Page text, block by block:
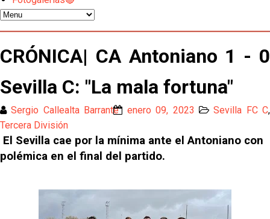
Los contratiempos para García Plaza por la mala
gestión de un inválido Consejo
El Sevilla C se queda en Tercera Federación
Atlético y Getafe agitan el mercado de LaLiga
Luis García Plaza: No sufrir ya es un paso adelante
El Sevilla FC plantea ampliar hasta cinco fichajes
Djibril Sow pone rumbo a Italia para firmar su nuevo
contrato con el Genoa
CRÓNICA| CA Antoniano 1 - 0
Sevilla C: "La mala fortuna"
Sergio Callealta Barrante enero 09, 2023 Sevilla FC C,
Tercera División
El Sevilla cae por la mínima ante el Antoniano con
polémica en el final del partido.